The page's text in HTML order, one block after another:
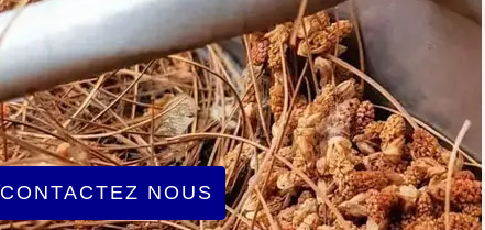
CONTACTEZ NOUS